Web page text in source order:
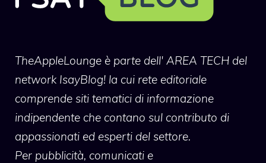
TheAppleLounge è parte dell' AREA TECH del
network IsayBlog! la cui rete editoriale
comprende siti tematici di informazione
indipendente che contano sul contributo di
appassionati ed esperti del settore.
Per pubblicità, comunicati e